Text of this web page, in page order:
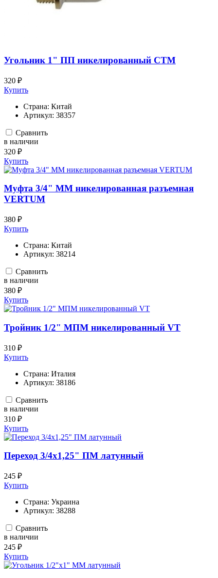
Угольник 1" ПП никелированный СТМ
320 ₽
Купить
Страна: Китай
Артикул: 38357
Сравнить
в наличии
320 ₽
Купить
Муфта 3/4" ММ никелированная разъемная
VERTUM
380 ₽
Купить
Страна: Китай
Артикул: 38214
Сравнить
в наличии
380 ₽
Купить
Тройник 1/2" МПМ никелированный VT
310 ₽
Купить
Страна: Италия
Артикул: 38186
Сравнить
в наличии
310 ₽
Купить
Переход 3/4х1,25" ПМ латунный
245 ₽
Купить
Страна: Украина
Артикул: 38288
Сравнить
в наличии
245 ₽
Купить